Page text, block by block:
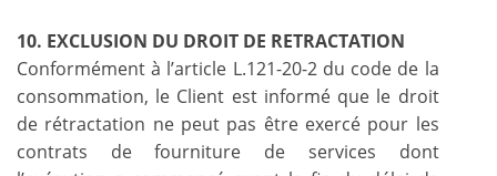
10. EXCLUSION DU DROIT DE RETRACTATION
Conformément à l’article L.121-20-2 du code de la
consommation, le Client est informé que le droit
de rétractation ne peut pas être exercé pour les
contrats de fourniture de services dont